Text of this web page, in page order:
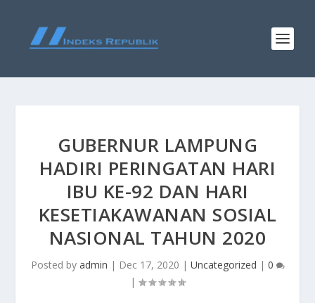
GUBERNUR LAMPUNG
HADIRI PERINGATAN HARI
IBU KE-92 DAN HARI
KESETIAKAWANAN SOSIAL
NASIONAL TAHUN 2020
Posted by admin | Dec 17, 2020 | Uncategorized | 0
|